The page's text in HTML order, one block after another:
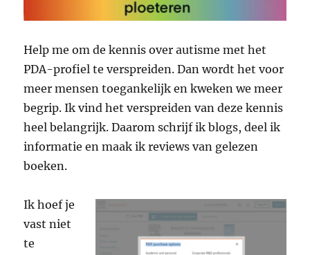
Help me om de kennis over autisme met het
PDA-profiel te verspreiden. Dan wordt het voor
meer mensen toegankelijk en kweken we meer
begrip. Ik vind het verspreiden van deze kennis
heel belangrijk. Daarom schrijf ik blogs, deel ik
informatie en maak ik reviews van gelezen
boeken.
Ik hoef je
vast niet
te